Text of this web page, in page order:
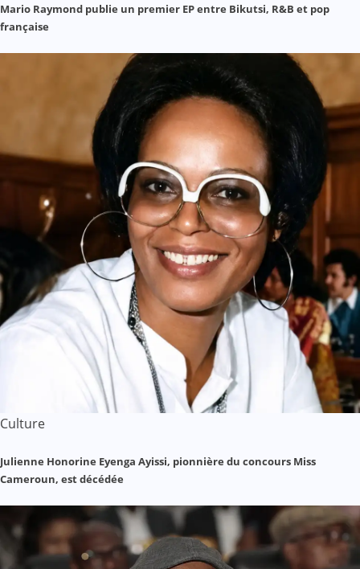
Mario Raymond publie un premier EP entre Bikutsi, R&B et pop
française
Culture
Julienne Honorine Eyenga Ayissi, pionnière du concours Miss
Cameroun, est décédée